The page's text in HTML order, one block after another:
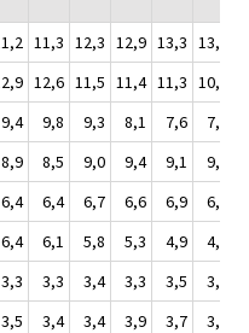
11,3 12,3 12,9 13,3 13,5
12,6 11,5 11,4 11,3 10,4
9,4 9,8 9,3 8,1 7,6 7,9
8,9 8,5 9,0 9,4 9,1 9,8
6,4 6,4 6,7 6,6 6,9 6,0
6,4 6,1 5,8 5,3 4,9 4,9
3,3 3,3 3,4 3,3 3,5 3,3
3,5 3,4 3,4 3,9 3,7 3,7